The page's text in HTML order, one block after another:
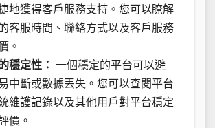
地獲得客戶服務支持。您可以瞭解
客服時間、聯絡方式以及客戶服務
。
穩定性： 一個穩定的平台可以避
中斷或數據丟失。您可以查閱平台
維護記錄以及其他用戶對平台穩定
價。